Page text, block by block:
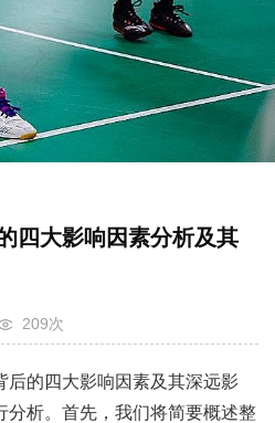
四大影响因素分析及其
209次
后的四大影响因素及其深远影
分析。首先，我们将简要概述整